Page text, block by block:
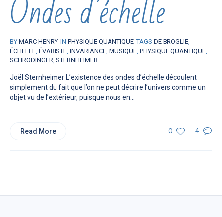
Ondes d’échelle
BY MARC HENRY IN PHYSIQUE QUANTIQUE TAGS DE BROGLIE,
ÉCHELLE, ÉVARISTE, INVARIANCE, MUSIQUE, PHYSIQUE QUANTIQUE,
SCHRÖDINGER, STERNHEIMER
Joël Sternheimer L’existence des ondes d’échelle découlent
simplement du fait que l’on ne peut décrire l’univers comme un
objet vu de l’extérieur, puisque nous en...
0 4
Read More